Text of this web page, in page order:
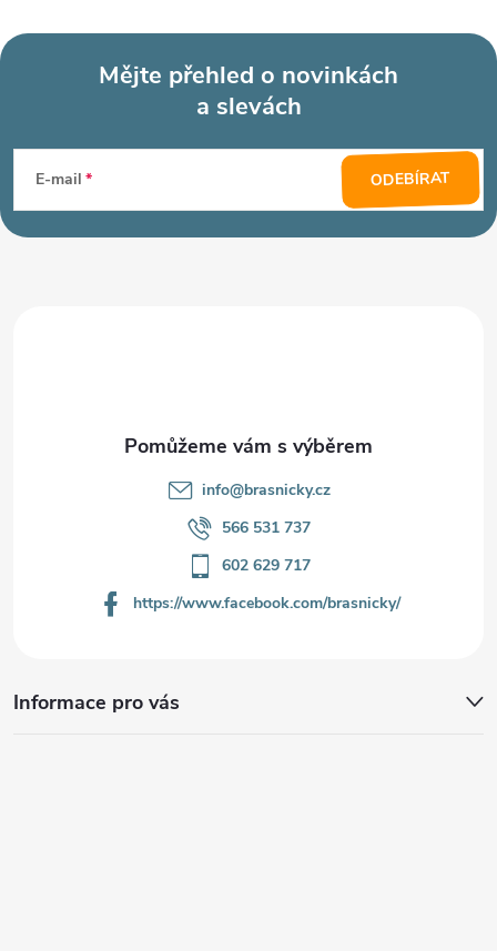
p
Mějte přehled o novinkách
a slevách
E-mail ODEBÍRAT
info@brasnicky.cz
566 531 737
602 629 717
https://www.facebook.com/brasnicky/
Informace pro vás